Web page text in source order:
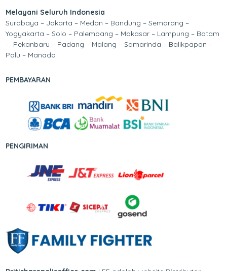
Melayani Seluruh Indonesia
Surabaya – Jakarta – Medan – Bandung – Semarang –
Yogyakarta – Solo – Palembang – Makasar – Lampung – Batam
– Pekanbaru – Padang – Malang – Samarinda – Balikpapan –
Palu – Manado
PEMBAYARAN
PENGIRIMAN